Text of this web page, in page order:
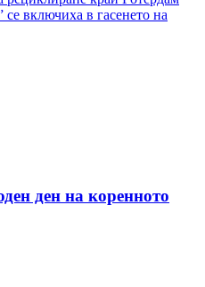
се включиха в гасенето на
ден на коренното